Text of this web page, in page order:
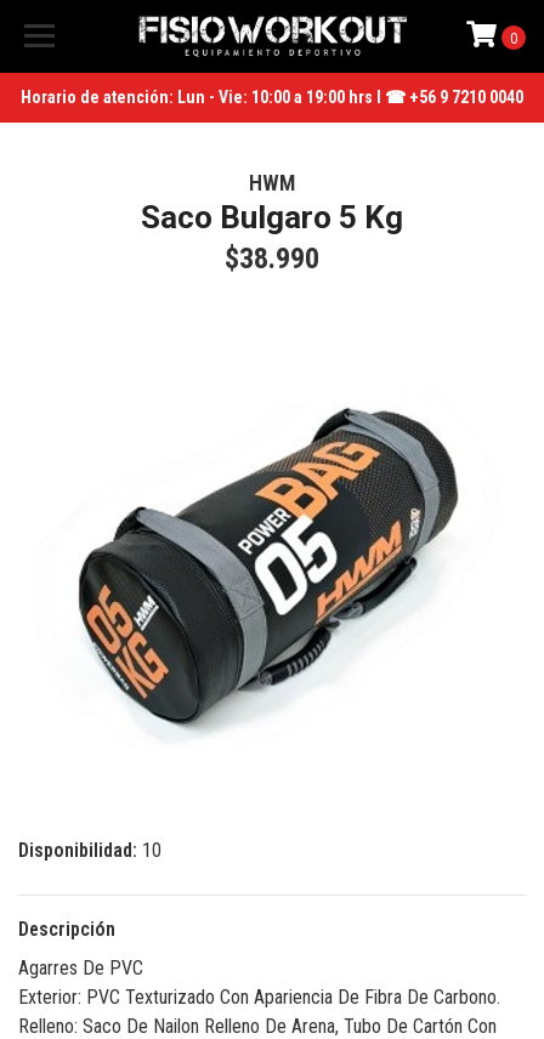
Horario de atención: Lun - Vie: 10:00 a 19:00 hrs I ☎ +56 9 7210 0040
0
HWM
Saco Bulgaro 5 Kg
$38.990
Disponibilidad: 10
Descripción
Agarres De PVC
Exterior: PVC Texturizado Con Apariencia De Fibra De Carbono.
Relleno: Saco De Nailon Relleno De Arena, Tubo De Cartón Con